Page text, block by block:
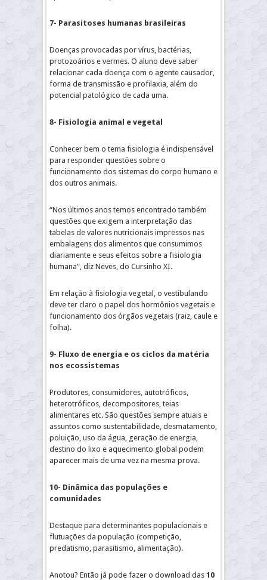
7- Parasitoses humanas brasileiras
Doenças provocadas por vírus, bactérias,
protozoários e vermes. O aluno deve saber
relacionar cada doença com o agente causador,
forma de transmissão e profilaxia, além do
potencial patológico de cada uma.
8- Fisiologia animal e vegetal
Conhecer bem o tema fisiologia é indispensável
para responder questões sobre o
funcionamento dos sistemas do corpo humano e
dos outros animais.
“Nos últimos anos temos encontrado também
questões que exigem a interpretação das
tabelas de valores nutricionais impressos nas
embalagens dos alimentos que consumimos
diariamente e seus efeitos sobre a fisiologia
humana”, diz Neves, do Cursinho XI.
Em relação à fisiologia vegetal, o vestibulando
deve ter claro o papel dos hormônios vegetais e
funcionamento dos órgãos vegetais (raiz, caule e
folha).
9- Fluxo de energia e os ciclos da matéria
nos ecossistemas
Produtores, consumidores, autotróficos,
heterotróficos, decompositores, teias
alimentares etc. São questões sempre atuais e
assuntos como sustentabilidade, desmatamento,
poluição, uso da água, geração de energia,
destino do lixo e aquecimento global podem
aparecer mais de uma vez na mesma prova.
10- Dinâmica das populações e
comunidades
Destaque para determinantes populacionais e
flutuações da população (competição,
predatismo, parasitismo, alimentação).
Anotou? Então já pode fazer o download das 10